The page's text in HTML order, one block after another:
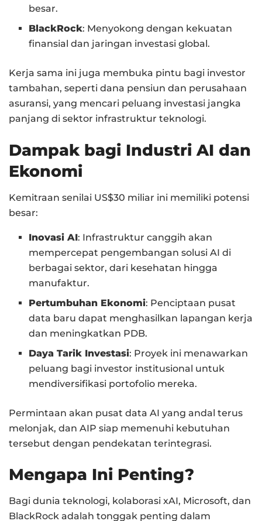
besar.
BlackRock: Menyokong dengan kekuatan
finansial dan jaringan investasi global.
Kerja sama ini juga membuka pintu bagi investor
tambahan, seperti dana pensiun dan perusahaan
asuransi, yang mencari peluang investasi jangka
panjang di sektor infrastruktur teknologi.
Dampak bagi Industri AI dan
Ekonomi
Kemitraan senilai US$30 miliar ini memiliki potensi
besar:
Inovasi AI: Infrastruktur canggih akan
mempercepat pengembangan solusi AI di
berbagai sektor, dari kesehatan hingga
manufaktur.
Pertumbuhan Ekonomi: Penciptaan pusat
data baru dapat menghasilkan lapangan kerja
dan meningkatkan PDB.
Daya Tarik Investasi: Proyek ini menawarkan
peluang bagi investor institusional untuk
mendiversifikasi portofolio mereka.
Permintaan akan pusat data AI yang andal terus
melonjak, dan AIP siap memenuhi kebutuhan
tersebut dengan pendekatan terintegrasi.
Mengapa Ini Penting?
Bagi dunia teknologi, kolaborasi xAI, Microsoft, dan
BlackRock adalah tonggak penting dalam